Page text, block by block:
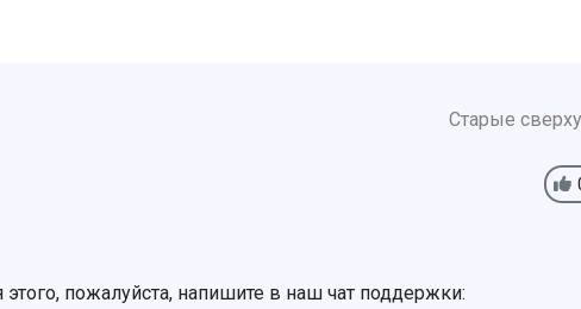
Старые сверху
пожалуйста, напишите в наш чат поддержки: